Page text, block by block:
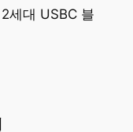
세대 USBC 블